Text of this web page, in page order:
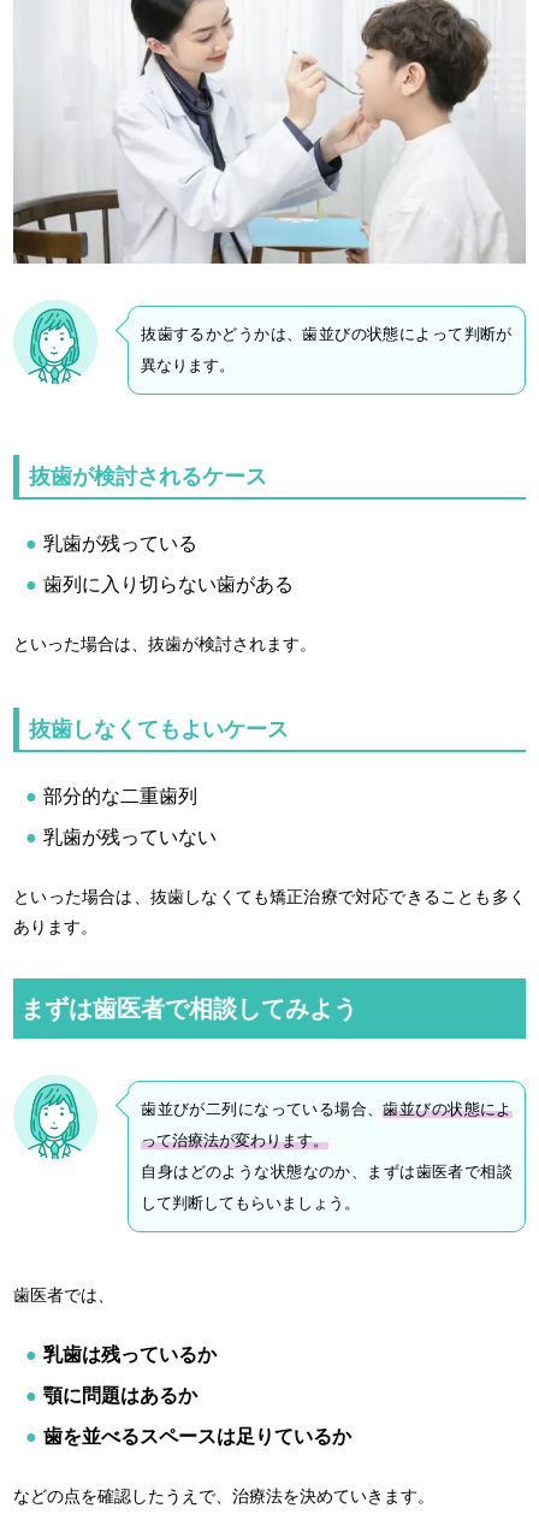
抜歯するかどうかは、歯並びの状態によって判断が
異なります。
抜歯が検討されるケース
乳歯が残っている
歯列に入り切らない歯がある
といった場合は、抜歯が検討されます。
抜歯しなくてもよいケース
部分的な二重歯列
乳歯が残っていない
といった場合は、抜歯しなくても矯正治療で対応できることも多く
あります。
まずは歯医者で相談してみよう
歯並びが二列になっている場合、歯並びの状態によ
って治療法が変わります。
自身はどのような状態なのか、まずは歯医者で相談
して判断してもらいましょう。
歯医者では、
乳歯は残っているか
顎に問題はあるか
歯を並べるスペースは足りているか
などの点を確認したうえで、治療法を決めていきます。